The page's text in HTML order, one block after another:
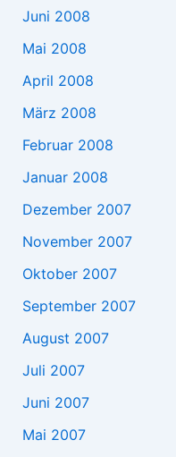
Juni 2008
Mai 2008
April 2008
März 2008
Februar 2008
Januar 2008
Dezember 2007
November 2007
Oktober 2007
September 2007
August 2007
Juli 2007
Juni 2007
Mai 2007